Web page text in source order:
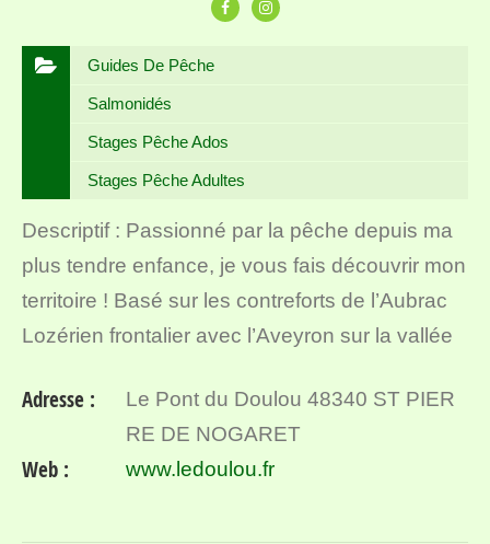
Guides De Pêche
Salmonidés
Stages Pêche Ados
Stages Pêche Adultes
Descriptif : Passionné par la pêche depuis ma
plus tendre enfance, je vous fais découvrir mon
territoire ! Basé sur les contreforts de l’Aubrac
Lozérien frontalier avec l’Aveyron sur la vallée
Adresse :
Le Pont du Doulou 48340 ST PIER
RE DE NOGARET
Web : www.ledoulou.fr